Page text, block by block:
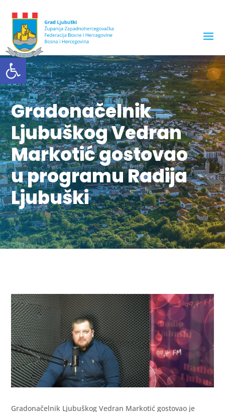
Gradonačelnik
Ljubuškog Vedran
Markotić gostovao
u programu Radija
Ljubuški
Gradonačelnik Ljubuškog Vedran Markotić gostovao je
Open toolbar